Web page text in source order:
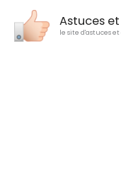
contenu
Astuces
le site d'astuces